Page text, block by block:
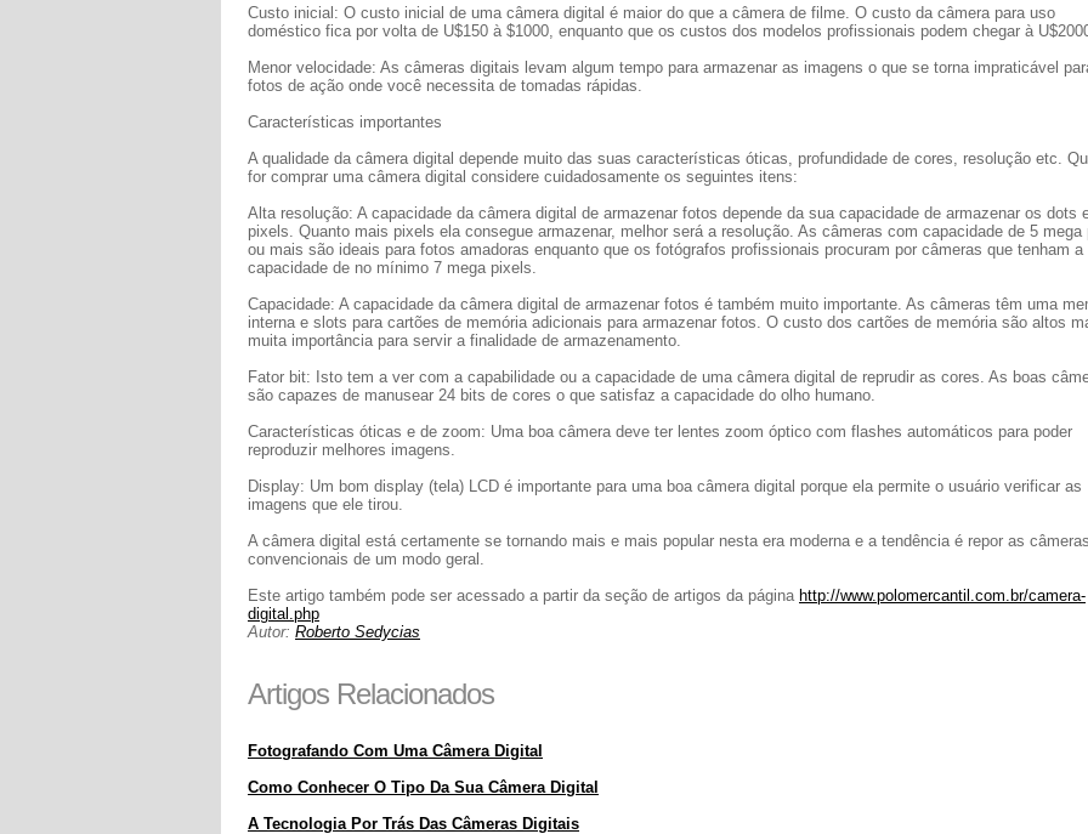
Custo inicial: O custo inicial de uma câmera digital é maior do que a câmera de filme. O custo da câmera para uso
doméstico fica por volta de U$150 à $1000, enquanto que os custos dos modelos profissionais podem chegar à
Menor velocidade: As câmeras digitais levam algum tempo para armazenar as imagens o que se torna impraticável
fotos de ação onde você necessita de tomadas rápidas.
Características importantes
A qualidade da câmera digital depende muito das suas características óticas, profundidade de cores, resolução etc.
for comprar uma câmera digital considere cuidadosamente os seguintes itens:
Alta resolução: A capacidade da câmera digital de armazenar fotos depende da sua capacidade de armazenar os dots
pixels. Quanto mais pixels ela consegue armazenar, melhor será a resolução. As câmeras com capacidade de 5 mega
ou mais são ideais para fotos amadoras enquanto que os fotógrafos profissionais procuram por câmeras que tenham a
capacidade de no mínimo 7 mega pixels.
Capacidade: A capacidade da câmera digital de armazenar fotos é também muito importante. As câmeras têm uma
interna e slots para cartões de memória adicionais para armazenar fotos. O custo dos cartões de memória são altos
muita importância para servir a finalidade de armazenamento.
Fator bit: Isto tem a ver com a capabilidade ou a capacidade de uma câmera digital de reprudir as cores. As boas
são capazes de manusear 24 bits de cores o que satisfaz a capacidade do olho humano.
Características óticas e de zoom: Uma boa câmera deve ter lentes zoom óptico com flashes automáticos para poder
reproduzir melhores imagens.
Display: Um bom display (tela) LCD é importante para uma boa câmera digital porque ela permite o usuário verificar as
imagens que ele tirou.
A câmera digital está certamente se tornando mais e mais popular nesta era moderna e a tendência é repor as
convencionais de um modo geral.
Este artigo também pode ser acessado a partir da seção de artigos da página http://www.polomercantil.com.br/camera-
digital.php
Autor: Roberto Sedycias
Artigos Relacionados
Fotografando Com Uma Câmera Digital
Como Conhecer O Tipo Da Sua Câmera Digital
A Tecnologia Por Trás Das Câmeras Digitais